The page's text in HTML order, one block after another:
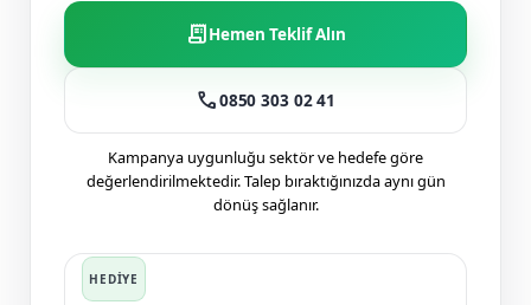
receipt_longHemen Teklif Alın
call0850 303 02 41
Kampanya uygunluğu sektör ve hedefe göre
değerlendirilmektedir. Talep bıraktığınızda aynı gün
dönüş sağlanır.